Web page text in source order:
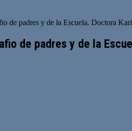
de padres y de la Escuela. Doctora
de padres y de la